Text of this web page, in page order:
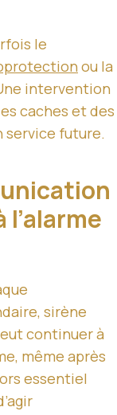
le
ou la
intervention
caches et des
service future.
sirène
continuer à
même après
essentiel